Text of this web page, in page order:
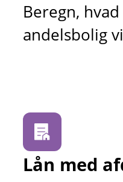
Beregn,
andelsbolig
Lån med